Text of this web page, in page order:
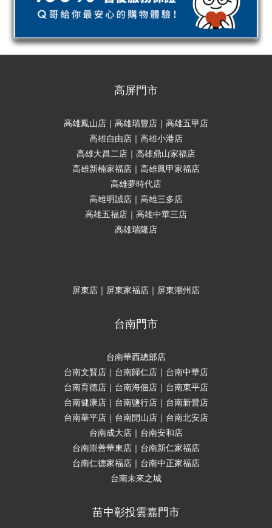
高屏門市
高雄鳳山店｜高雄瑞豐店｜高雄五甲店
高雄自由店｜高雄小港店
高雄大昌二店｜高雄鼎山家福店
高雄新楠家福店｜高雄鳳甲家福店
高雄夢時代店
高雄明誠店｜高雄三多店
高雄五福店｜高雄中華三店
高雄瑞隆店
屏東店｜屏東家福店｜屏東潮州店
台南門市
台南華西總部店
台南文賢店｜台南歸仁店｜台南中華店
台南育德店｜台南海佃店｜台南東平店
台南健康店｜台南鹽行店｜台南新營店
台南華平店｜台南開山店｜台南北安店
台南成大店｜台南安和店
台南崇善華東店｜台南新仁家福店
台南仁德家福店｜台南中正家福店
台南未來之城
苗中彰投雲嘉門市